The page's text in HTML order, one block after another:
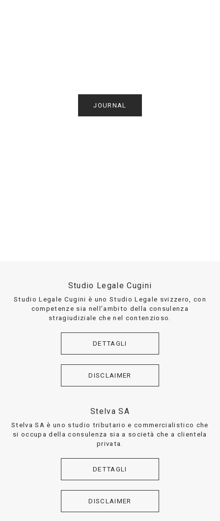
JOURNAL
Studio Legale Cugini
Studio Legale Cugini è uno Studio Legale svizzero, con
competenze sia nell’ambito della consulenza
stragiudiziale che nel contenzioso.
DETTAGLI
DISCLAIMER
Stelva SA
Stelva SA è uno studio tributario e commercialistico che
si occupa della consulenza sia a società che a clientela
privata.
DETTAGLI
DISCLAIMER